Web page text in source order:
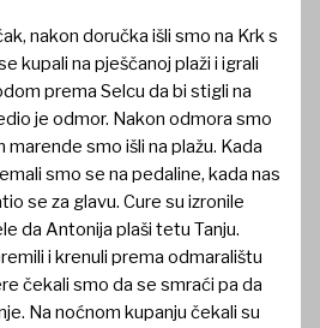
nakon doručka išli smo na Krk s
kupali na pješčanoj plaži i igrali
prema Selcu da bi stigli na
je odmor. Nakon odmora smo
marende smo išli na plažu. Kada
smo se na pedaline, kada nas
se za glavu. Cure su izronile
da Antonija plaši tetu Tanju.
i krenuli prema odmaralištu
čekali smo da se smraći pa da
Na noćnom kupanju čekali su